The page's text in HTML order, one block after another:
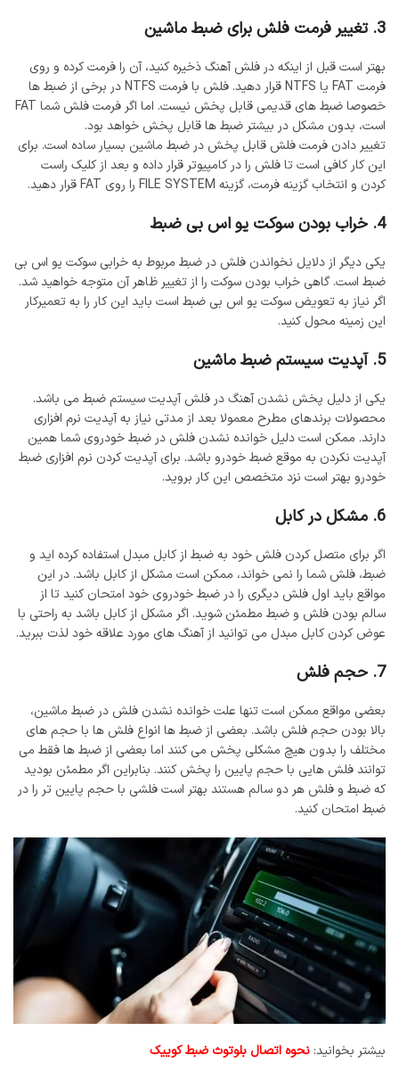
3. تغییر فرمت فلش برای ضبط ماشین
بهتر است قبل از اینکه در فلش آهنگ ذخیره کنید، آن را فرمت کرده و روی
فرمت FAT یا NTFS قرار دهید. فلش با فرمت NTFS در برخی از ضبط ها
خصوصا ضبط های قدیمی قابل پخش نیست. اما اگر فرمت فلش شما FAT
است، بدون مشکل در بیشتر ضبط ها قابل پخش خواهد بود.
تغییر دادن فرمت فلش قابل پخش در ضبط ماشین بسیار ساده است. برای
این کار کافی است تا فلش را در کامپیوتر قرار داده و بعد از کلیک راست
کردن و انتخاب گزینه فرمت، گزینه FILE SYSTEM را روی FAT قرار دهید.
4. خراب بودن سوکت یو اس بی ضبط
یکی دیگر از دلایل نخواندن فلش در ضبط مربوط به خرابی سوکت یو اس بی
ضبط است. گاهی خراب بودن سوکت را از تغییر ظاهر آن متوجه خواهید شد.
اگر نیاز به تعویض سوکت یو اس بی ضبط است باید این کار را به تعمیرکار
این زمینه محول کنید.
5. آپدیت سیستم ضبط ماشین
یکی از دلیل پخش نشدن آهنگ در فلش آپدیت سیستم ضبط می باشد.
محصولات برندهای مطرح معمولا بعد از مدتی نیاز به آپدیت نرم افزاری
دارند. ممکن است دلیل خوانده نشدن فلش در ضبط خودروی شما همین
آپدیت نکردن به موقع ضبط خودرو باشد. برای آپدیت کردن نرم افزاری ضبط
خودرو بهتر است نزد متخصص این کار بروید.
6. مشکل در کابل
اگر برای متصل کردن فلش خود به ضبط از کابل مبدل استفاده کرده اید و
ضبط، فلش شما را نمی خواند، ممکن است مشکل از کابل باشد. در این
مواقع باید اول فلش دیگری را در ضبط خودروی خود امتحان کنید تا از
سالم بودن فلش و ضبط مطمئن شوید. اگر مشکل از کابل باشد به راحتی با
عوض کردن کابل مبدل می توانید از آهنگ های مورد علاقه خود لذت ببرید.
7. حجم فلش
بعضی مواقع ممکن است تنها علت خوانده نشدن فلش در ضبط ماشین،
بالا بودن حجم فلش باشد. بعضی از ضبط ها انواع فلش ها با حجم های
مختلف را بدون هیچ مشکلی پخش می کنند اما بعضی از ضبط ها فقط می
توانند فلش هایی با حجم پایین را پخش کنند. بنابراین اگر مطمئن بودید
که ضبط و فلش هر دو سالم هستند بهتر است فلشی با حجم پایین تر را در
ضبط امتحان کنید.
بیشتر بخوانید: نحوه اتصال بلوتوث ضبط کوییک